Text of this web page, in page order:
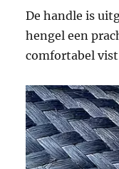
De handle is
hengel een
comfortabel